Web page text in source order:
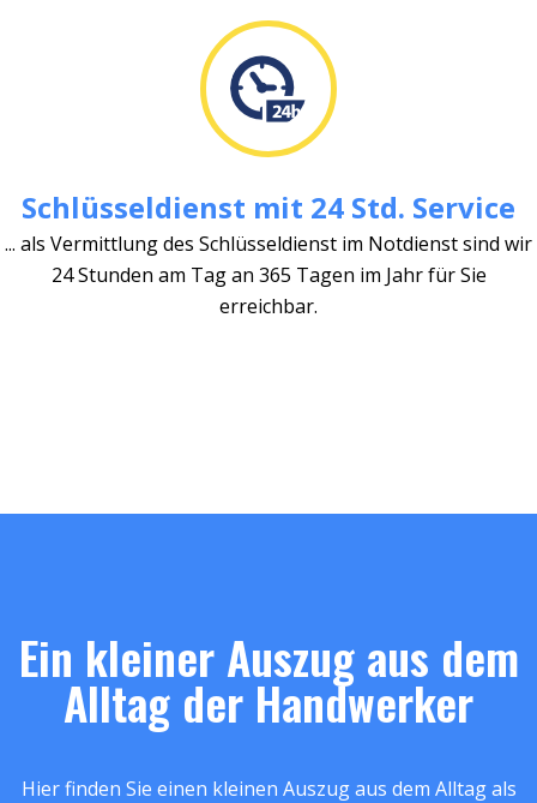
Schlüsseldienst mit 24 Std. Service
... als Vermittlung des Schlüsseldienst im Notdienst sind wir
24 Stunden am Tag an 365 Tagen im Jahr für Sie
erreichbar.
Ein kleiner Auszug aus dem
Alltag der Handwerker
Hier finden Sie einen kleinen Auszug aus dem Alltag als